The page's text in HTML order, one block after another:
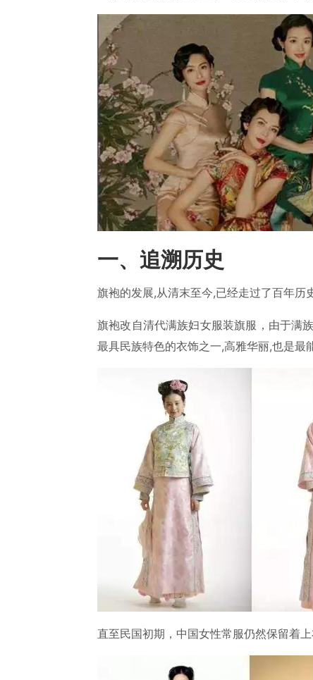
一、追溯历史
旗袍的发展,从清末至今,已经走过了百年历
旗袍改自清代满族妇女服装旗服，由于满
最具民族特色的衣饰之一,高雅华丽,也是最
直至民国初期，中国女性常服仍然保留着